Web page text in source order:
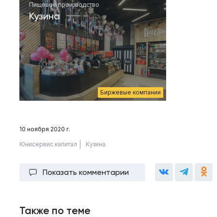
Биржевые компании
Пищевое производство
Кузина
10 ноября 2020 г.
Юнисервис капитал Кузина
Показать комментарии
Также по теме